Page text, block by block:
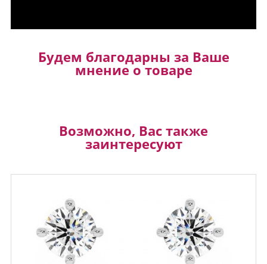
Будем благодарны за Ваше
мнение о товаре
Возможно, Вас также
заинтересуют